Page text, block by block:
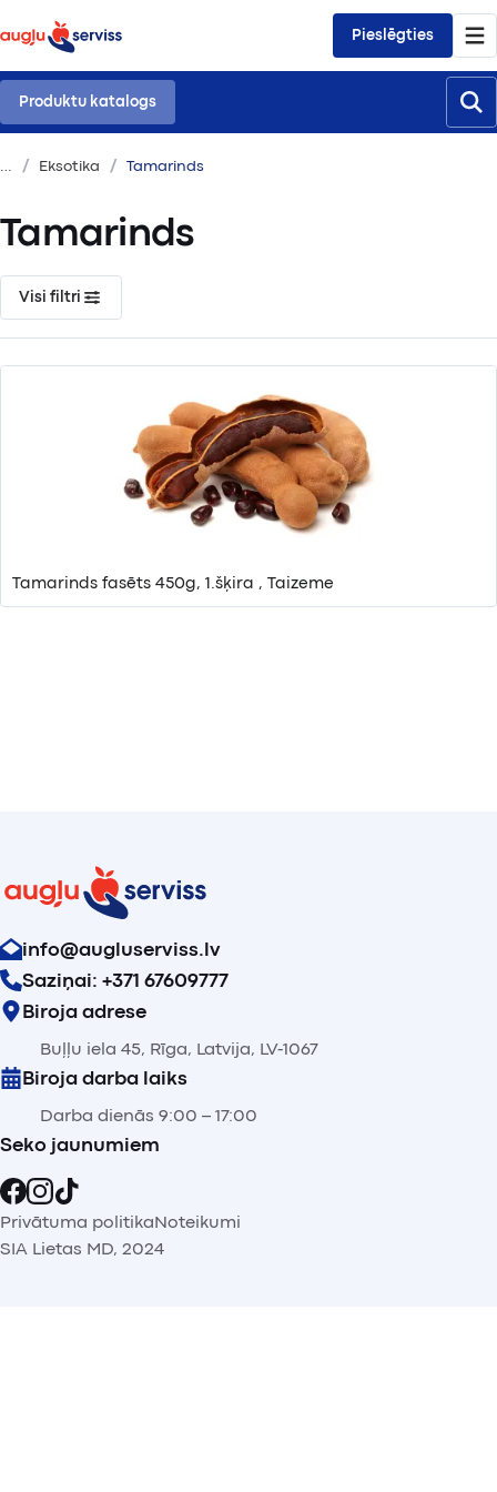
Pieslēgties
Produktu katalogs
Eksotika Tamarinds
Tamarinds
Visi filtri
Tamarinds fasēts 450g, 1.šķira , Taizeme
info@augluserviss.lv
Saziņai: +371 67609777
Biroja adrese
Buļļu iela 45, Rīga, Latvija, LV-1067
Biroja darba laiks
Darba dienās 9:00 – 17:00
Seko jaunumiem
Privātuma politikaNoteikumi
SIA Lietas MD, 2024